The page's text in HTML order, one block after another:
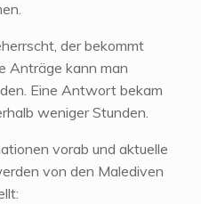
der bekommt
Anträge kann man
Eine Antwort bekam
weniger Stunden.
vorab und aktuelle
von den Malediven